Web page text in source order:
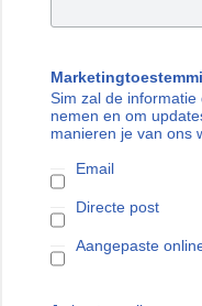
Sim zal de
nemen en om
manieren je van ons
Email
Directe post
Aangepaste